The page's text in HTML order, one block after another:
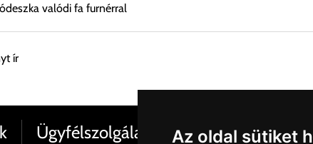
Az oldal sütiket
valódi fa furnérral
Budapesti Cégcsoportunk Stúdiójában előre
ír
Ügyfélszolgálat